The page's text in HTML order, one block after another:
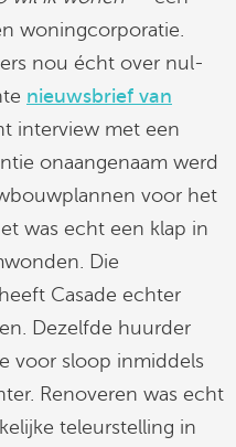
woningcorporatie.
nou écht over nul-
nieuwsbrief van
interview met een
onaangenaam werd
voor het
was echt een klap in
Die
Casade echter
Dezelfde huurder
voor sloop inmiddels
Renoveren was echt
teleurstelling in